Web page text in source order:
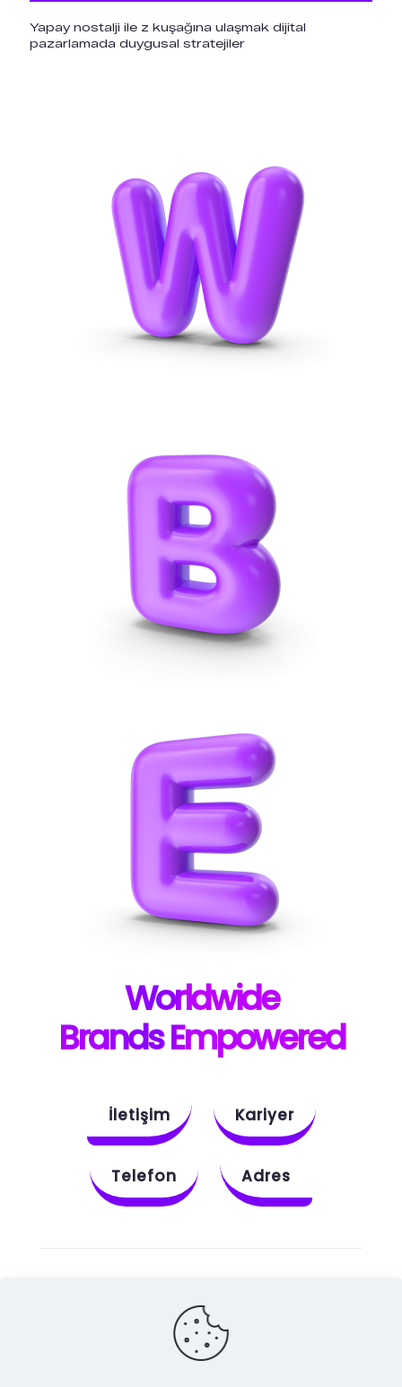
Yapay nostalji ile z kuşağına ulaşmak dijital
pazarlamada duygusal stratejiler
Worldwide
Brands Empowered
İletişim Kariyer
Telefon Adres
Behance
Facebook